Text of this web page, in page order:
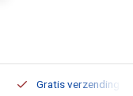
Gratis verzending